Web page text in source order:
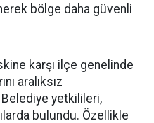
bölge daha güvenli
karşı ilçe genelinde
aralıksız
yetkilileri,
bulundu. Özellikle